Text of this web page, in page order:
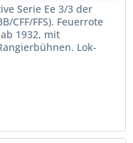
Serie Ee 3/3 der
CFF/FFS). Feuerrote
1932, mit
Lok-